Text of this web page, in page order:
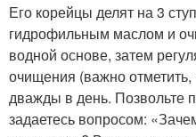
Его корейцы делят на 3
гидрофильным маслом и
водной основе, затем
очищения (важно отметить,
дважды в день. Позвольте
задаетесь вопросом: